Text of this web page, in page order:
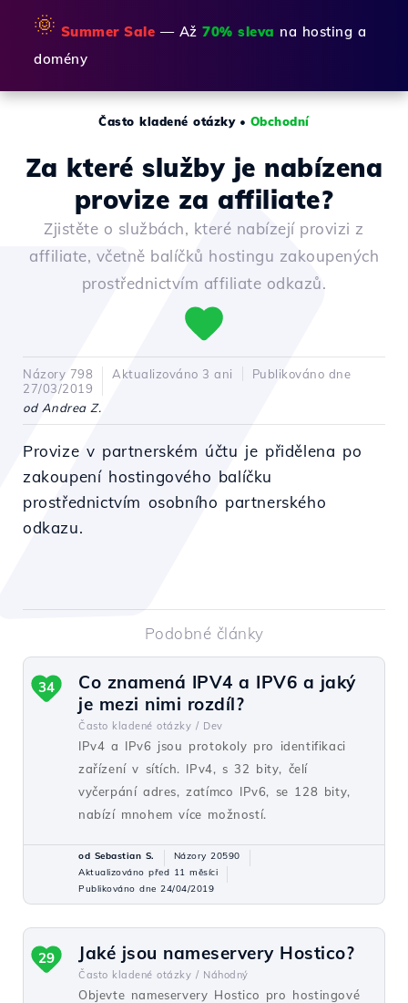
🌞 Summer Sale — Až 70% sleva na hosting a
domény
Často kladené otázky• Obchodní
Za které služby je nabízena
provize za affiliate?
Zjistěte o službách, které nabízejí provizi z
affiliate, včetně balíčků hostingu zakoupených
prostřednictvím affiliate odkazů.
Názory 798 Aktualizováno 3 ani
Publikováno dne
27/03/2019
od Andrea Z.
Provize v partnerském účtu je přidělena po
zakoupení hostingového balíčku
prostřednictvím osobního partnerského
odkazu.
Podobné články
Co znamená IPV4 a IPV6 a jaký
je mezi nimi rozdíl?
Často kladené otázky / Dev
IPv4 a IPv6 jsou protokoly pro identifikaci
zařízení v sítích. IPv4, s 32 bity, čelí
vyčerpání adres, zatímco IPv6, se 128 bity,
nabízí mnohem více možností.
34
od Sebastian S.
Názory 20590
Aktualizováno před 11 měsíci
Publikováno dne 24/04/2019
Jaké jsou nameservery Hostico?
Často kladené otázky / Náhodný
Objevte nameservery Hostico pro hostingové
29